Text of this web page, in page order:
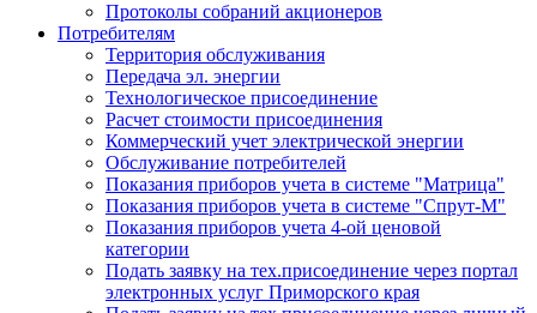
Протоколы собраний акционеров
Потребителям
Территория обслуживания
Передача эл. энергии
Технологическое присоединение
Расчет стоимости присоединения
Коммерческий учет электрической энергии
Обслуживание потребителей
Показания приборов учета в системе "Матрица"
Показания приборов учета в системе "Спрут-М"
Показания приборов учета 4-ой ценовой
категории
Подать заявку на тех.присоединение через портал
электронных услуг Приморского края